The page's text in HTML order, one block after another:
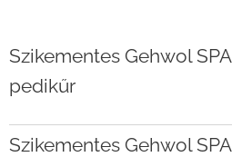
Szikementes Gehwol SPA
pedikűr
Szikementes Gehwol SPA